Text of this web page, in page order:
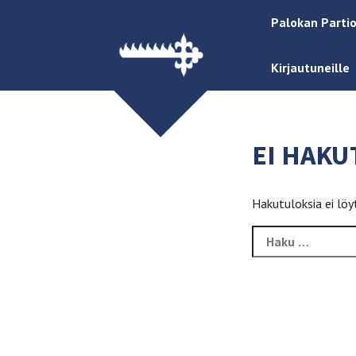
Palokan
Kirjautuneille
EI
Hakutuloksia ei
Haku: